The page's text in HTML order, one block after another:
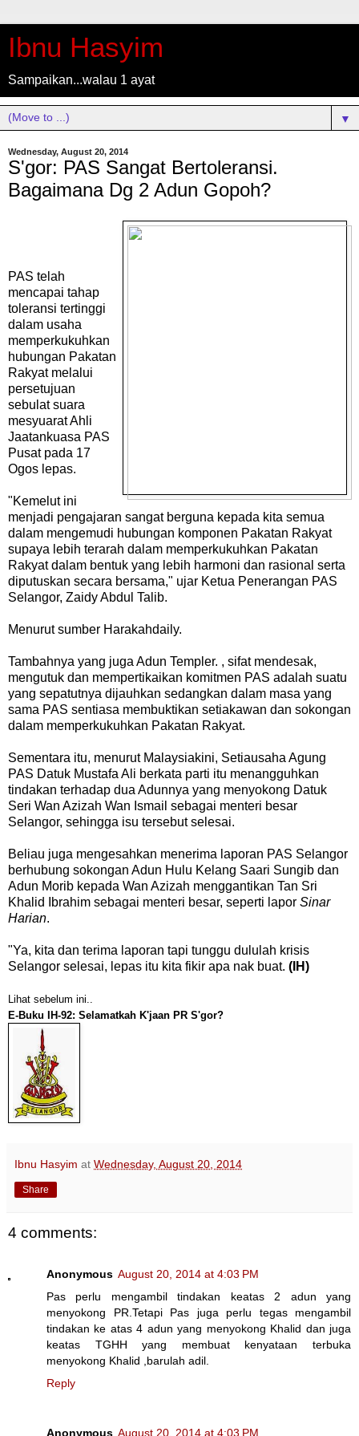
Ibnu Hasyim
Sampaikan...walau 1 ayat
▼
Wednesday, August 20, 2014
S'gor: PAS Sangat Bertoleransi.
Bagaimana Dg 2 Adun Gopoh?
PAS telah
mencapai tahap
toleransi tertinggi
dalam usaha
memperkukuhkan
hubungan Pakatan
Rakyat melalui
persetujuan
sebulat suara
mesyuarat Ahli
Jaatankuasa PAS
Pusat pada 17
Ogos lepas.
"Kemelut ini
menjadi pengajaran sangat berguna kepada kita semua
dalam mengemudi hubungan komponen Pakatan Rakyat
supaya lebih terarah dalam memperkukuhkan Pakatan
Rakyat dalam bentuk yang lebih harmoni dan rasional serta
diputuskan secara bersama," ujar Ketua Penerangan PAS
Selangor, Zaidy Abdul Talib.
Menurut sumber Harakahdaily.
Tambahnya yang juga Adun Templer. , sifat mendesak,
mengutuk dan mempertikaikan komitmen PAS adalah suatu
yang sepatutnya dijauhkan sedangkan dalam masa yang
sama PAS sentiasa membuktikan setiakawan dan sokongan
dalam memperkukuhkan Pakatan Rakyat.
Sementara itu, menurut Malaysiakini, Setiausaha Agung
PAS Datuk Mustafa Ali berkata parti itu menangguhkan
tindakan terhadap dua Adunnya yang menyokong Datuk
Seri Wan Azizah Wan Ismail sebagai menteri besar
Selangor, sehingga isu tersebut selesai.
Beliau juga mengesahkan menerima laporan PAS Selangor
berhubung sokongan Adun Hulu Kelang Saari Sungib dan
Adun Morib kepada Wan Azizah menggantikan Tan Sri
Khalid Ibrahim sebagai menteri besar, seperti lapor Sinar
Harian.
"Ya, kita dan terima laporan tapi tunggu dululah krisis
Selangor selesai, lepas itu kita fikir apa nak buat. (IH)
Lihat sebelum ini..
E-Buku IH-92: Selamatkah K'jaan PR S'gor?
Ibnu Hasyim at Wednesday, August 20, 2014
Share
4 comments:
Anonymous August 20, 2014 at 4:03 PM
Pas perlu mengambil tindakan keatas 2 adun yang
menyokong PR.Tetapi Pas juga perlu tegas mengambil
tindakan ke atas 4 adun yang menyokong Khalid dan juga
keatas TGHH yang membuat kenyataan terbuka
menyokong Khalid ,barulah adil.
Reply
Anonymous August 20, 2014 at 4:03 PM